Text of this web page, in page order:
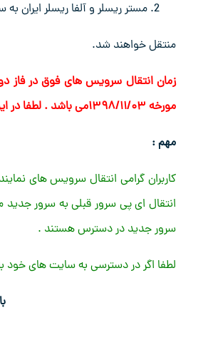
مستر ریسلر و آلفا ریسلر ایران به
منتقل خواهند شد.
مورخه ۱۳۹۸/۱۱/۰۳می باشد . لطفا در این ساعات تغییراتی برروی سرویس های خود انجام ندهید.
مهم :
انتقال ای پی سرور قبلی به سرور
سرور جدید در دسترس هستند .
لطفا اگر در دسترسی به سایت های خود با مشکل مواجه بودید تا ۱۲ ساعت آینده